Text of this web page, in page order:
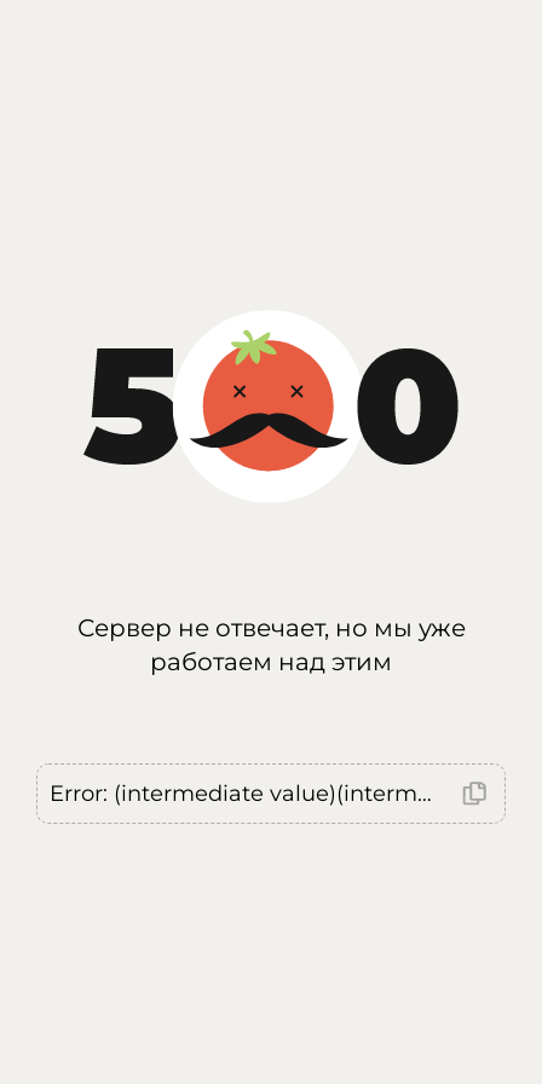
Сервер не отвечает, но мы уже
работаем над этим
Error: (intermediate value)(intermediate value)(intermediate value).replaceAll is not a function